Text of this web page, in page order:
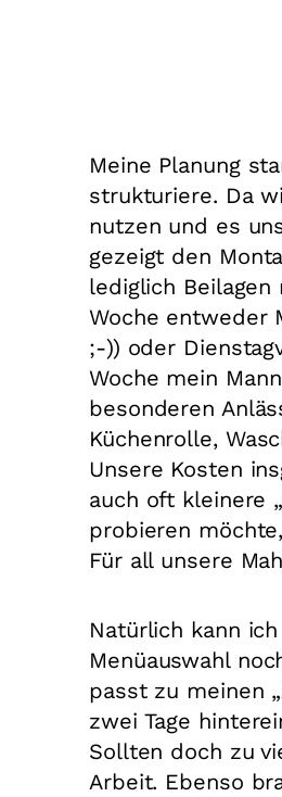
Meine Planung
strukturiere. Da
nutzen und es
gezeigt den
lediglich
Woche entweder
;-)) oder
Woche mein
besonderen
Küchenrolle,
Unsere Kosten
auch oft kleinere
probieren
Für all unsere
Natürlich kann
Menüauswahl
passt zu meinen
zwei Tage
Sollten doch zu
Arbeit. Ebenso